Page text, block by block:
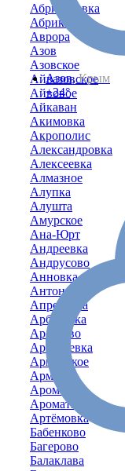
Азов,Крым
+24°
Абрикосовка
Абрикосово
Аврора
Азов
Азовское
Айвазовское
Айвовое
Айкаван
Акимовка
Акрополис
Александровка
Алексеевка
Алмазное
Алупка
Алушта
Амурское
Ана-Юрт
Андреевка
Андрусово
Анновка
Антоновка
Апрелевка
Арбузовка
Арбузово
Аркадьевка
Армейское
Армянск
Аромат
Ароматное
Артёмовка
Бабенково
Багерово
Балаклава